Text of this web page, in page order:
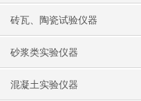
砖瓦、陶瓷试验仪器
砂浆类实验仪器
混凝土实验仪器